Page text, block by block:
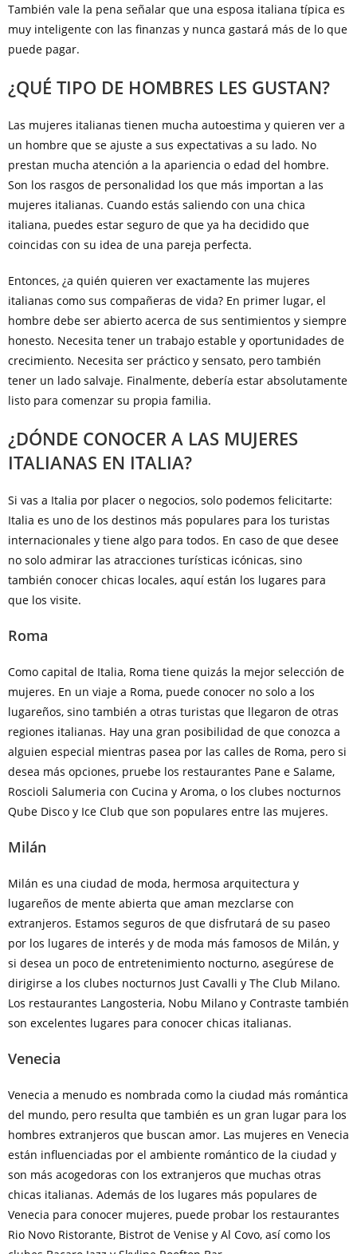
También vale la pena señalar que una esposa italiana típica es
muy inteligente con las finanzas y nunca gastará más de lo que
puede pagar.
¿QUÉ TIPO DE HOMBRES LES GUSTAN?
Las mujeres italianas tienen mucha autoestima y quieren ver a
un hombre que se ajuste a sus expectativas a su lado. No
prestan mucha atención a la apariencia o edad del hombre.
Son los rasgos de personalidad los que más importan a las
mujeres italianas. Cuando estás saliendo con una chica
italiana, puedes estar seguro de que ya ha decidido que
coincidas con su idea de una pareja perfecta.
Entonces, ¿a quién quieren ver exactamente las mujeres
italianas como sus compañeras de vida? En primer lugar, el
hombre debe ser abierto acerca de sus sentimientos y siempre
honesto. Necesita tener un trabajo estable y oportunidades de
crecimiento. Necesita ser práctico y sensato, pero también
tener un lado salvaje. Finalmente, debería estar absolutamente
listo para comenzar su propia familia.
¿DÓNDE CONOCER A LAS MUJERES
ITALIANAS EN ITALIA?
Si vas a Italia por placer o negocios, solo podemos felicitarte:
Italia es uno de los destinos más populares para los turistas
internacionales y tiene algo para todos. En caso de que desee
no solo admirar las atracciones turísticas icónicas, sino
también conocer chicas locales, aquí están los lugares para
que los visite.
Roma
Como capital de Italia, Roma tiene quizás la mejor selección de
mujeres. En un viaje a Roma, puede conocer no solo a los
lugareños, sino también a otras turistas que llegaron de otras
regiones italianas. Hay una gran posibilidad de que conozca a
alguien especial mientras pasea por las calles de Roma, pero si
desea más opciones, pruebe los restaurantes Pane e Salame,
Roscioli Salumeria con Cucina y Aroma, o los clubes nocturnos
Qube Disco y Ice Club que son populares entre las mujeres.
Milán
Milán es una ciudad de moda, hermosa arquitectura y
lugareños de mente abierta que aman mezclarse con
extranjeros. Estamos seguros de que disfrutará de su paseo
por los lugares de interés y de moda más famosos de Milán, y
si desea un poco de entretenimiento nocturno, asegúrese de
dirigirse a los clubes nocturnos Just Cavalli y The Club Milano.
Los restaurantes Langosteria, Nobu Milano y Contraste también
son excelentes lugares para conocer chicas italianas.
Venecia
Venecia a menudo es nombrada como la ciudad más romántica
del mundo, pero resulta que también es un gran lugar para los
hombres extranjeros que buscan amor. Las mujeres en Venecia
están influenciadas por el ambiente romántico de la ciudad y
son más acogedoras con los extranjeros que muchas otras
chicas italianas. Además de los lugares más populares de
Venecia para conocer mujeres, puede probar los restaurantes
Rio Novo Ristorante, Bistrot de Venise y Al Covo, así como los